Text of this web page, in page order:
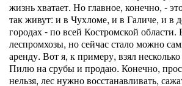
жизнь хватает. Но главное, конечно, -
так живут: и в Чухломе, и в Галиче, и в
городах - по всей Костромской области.
леспромхозы, но сейчас стало можно
аренду. Вот я, к примеру, взял
Пилю на срубы и продаю. Конечно,
нельзя, лес нужно восстанавливать,